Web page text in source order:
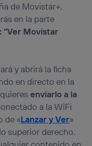
de Movistar+,
en la parte
: “Ver Movistar
y abrirá la ficha
en directo en la
enviarlo a la
a la WiFi
de «Lanzar y Ver»
superior derecho.